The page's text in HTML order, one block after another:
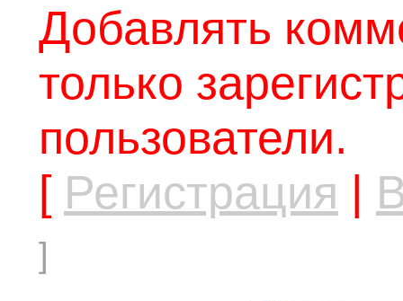
Добавлять
только
пользователи.
[ Регистрация |
]